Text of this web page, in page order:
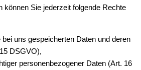
können Sie jederzeit folgende Rechte
uns gespeicherten Daten und deren
DSGVO),
personenbezogener Daten (Art. 16